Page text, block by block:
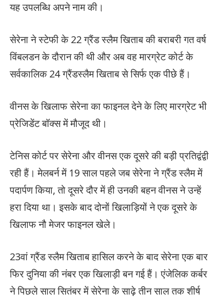
यह उपलब्धि अपने नाम की।
सेरेना ने स्टेफी के 22 ग्रैंड स्लैम खिताब की बराबरी गत वर्ष
विंबलडन के दौरान की थी और अब वह मारग्रेट कोर्ट के
सर्वकालिक 24 ग्रैंडस्लैम खिताब से सिर्फ एक पीछे हैं।
वीनस के खिलाफ सेरेना का फाइनल देने के लिए मारग्रेट भी
प्रेजिडेंट बॉक्स में मौजूद थी।
टेनिस कोर्ट पर सेरेना और वीनस एक दूसरे की बड़ी प्रतिद्वंद्वी
रही हैं। मेलबर्न में 19 साल पहले जब सेरेना ने ग्रैंड स्लैम में
पदार्पण किया, तो दूसरे दौर में ही उनकी बहन वीनस ने उन्हें
हरा दिया था। इसके बाद दोनों खिलाड़ियों ने एक दूसरे के
खिलाफ नौ मेजर फाइनल खेले।
23वां ग्रैंड स्लैम खिताब हासिल करने के बाद सेरेना एक बार
फिर दुनिया की नंबर एक खिलाड़ी बन गई हैं। एंजेलिक कर्बर
ने पिछले साल सितंबर में सेरेना के साढ़े तीन साल तक शीर्ष